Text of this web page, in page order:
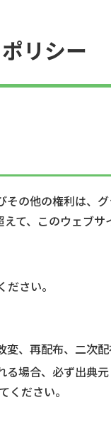
リシー
の他の権利は、
て、このウェブ
さい。
、再配布、二次配
場合、必ず出典
ださい。